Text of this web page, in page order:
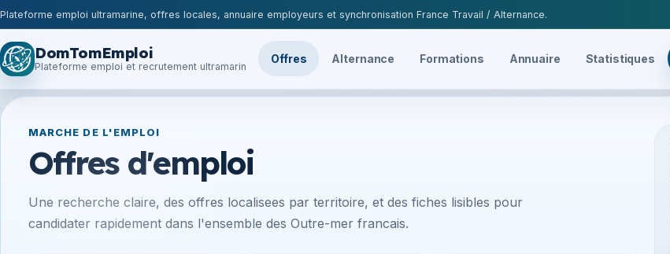
Plateforme emploi ultramarine, offres locales, annuaire employeurs et synchronisation France Travail / Alternance.
DomTomEmploi
Plateforme emploi et recrutement ultramarin
Offres Alternance Formations Annuaire Statistiques
MARCHE DE L'EMPLOI
Offres d'emploi
Une recherche claire, des offres localisees par territoire, et des fiches lisibles pour
candidater rapidement dans l'ensemble des Outre-mer francais.